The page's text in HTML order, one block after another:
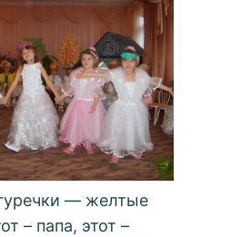
— желтые
– папа, этот –